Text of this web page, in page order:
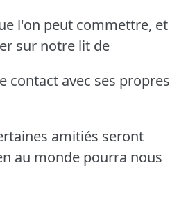
l'on peut commettre, et
sur notre lit de
contact avec ses propres
amitiés seront
au monde pourra nous